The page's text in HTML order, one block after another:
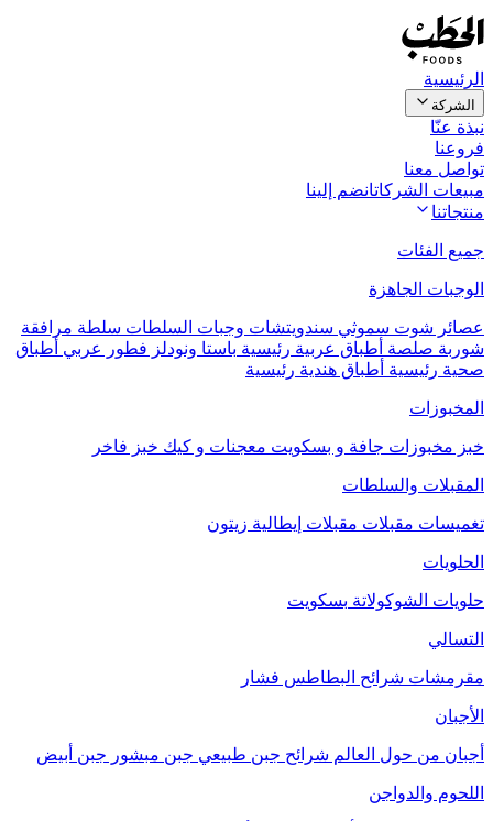
الرئيسية
الشركة
نبذة عنّا
فروعنا
تواصل معنا
مبيعات الشركاتانضم إلينا
منتجاتنا
جميع الفئات
الوجبات الجاهزة
عصائر شوت سموثي سندويتشات وجبات السلطات سلطة مرافقة
شوربة صلصة أطباق عربية رئيسية باستا ونودلز فطور عربي أطباق
صحية رئيسية أطباق هندية رئيسية
المخبوزات
خبز مخبوزات جافة و بسكويت معجنات و كيك خبز فاخر
المقبلات والسلطات
تغميسات مقبلات مقبلات إيطالية زيتون
الحلويات
حلويات الشوكولاتة بسكويت
التسالي
مقرمشات شرائح البطاطس فشار
الأجبان
أجبان من حول العالم شرائح جبن طبيعي جبن مبشور جبن أبيض
اللحوم والدواجن